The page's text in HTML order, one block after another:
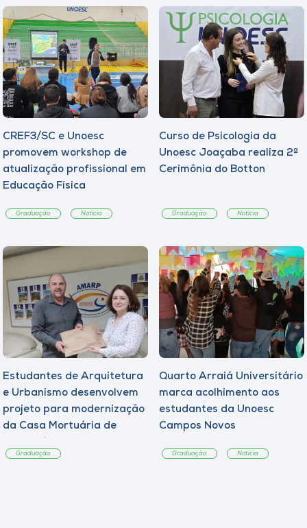
CREF3/SC e Unoesc
promovem workshop de
atualização profissional em
Educação Física
Graduação Notícia
Curso de Psicologia da
Unoesc Joaçaba realiza 2ª
Cerimônia do Botton
Graduação Notícia
Estudantes de Arquitetura
e Urbanismo desenvolvem
projeto para modernização
da Casa Mortuária de
Graduação
Quarto Arraiá Universitário
marca acolhimento aos
estudantes da Unoesc
Campos Novos
Graduação Notícia